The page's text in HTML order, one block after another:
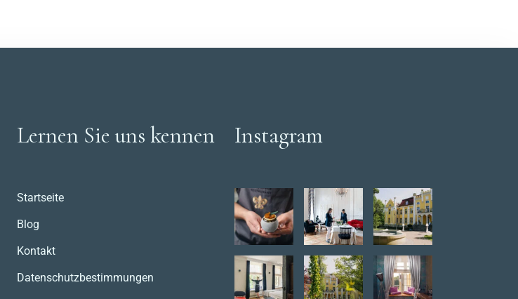
Lernen Sie uns kennen
Startseite
Blog
Kontakt
Datenschutzbestimmungen
Instagram